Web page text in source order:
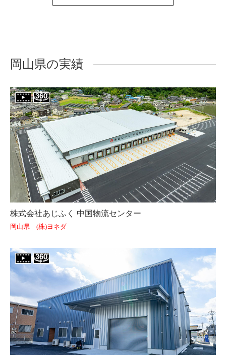
岡山県の実績
株式会社あじふく 中国物流センター
岡山県 (株)ヨネダ